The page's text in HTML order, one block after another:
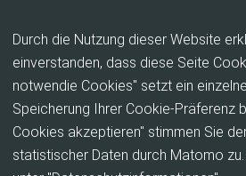
Durch die Nutzung dieser Website
einverstanden, dass diese Seite
notwendie Cookies" setzt ein
Speicherung Ihrer Cookie-Präferenz
Cookies akzeptieren" stimmen Sie
statistischer Daten durch Matomo
Energieberatung für
Privatpersonen